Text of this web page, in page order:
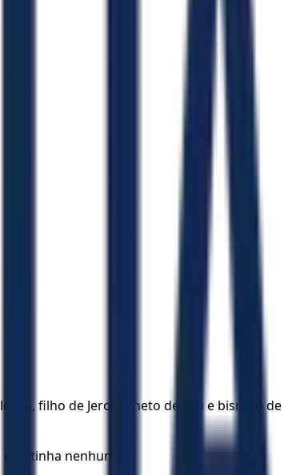
filho de Jeroão, neto de Eliú e bisneto de
tinha nenhum.